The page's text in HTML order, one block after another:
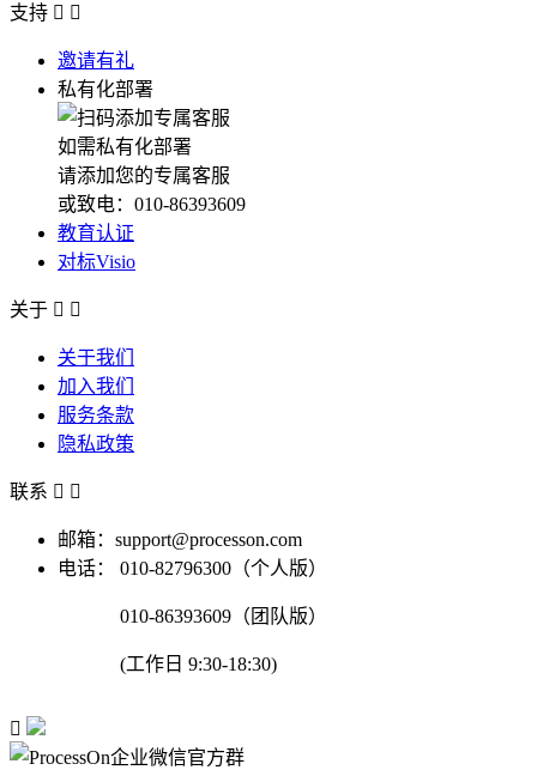
支持  
邀请有礼
私有化部署
如需私有化部署
请添加您的专属客服
或致电：010-86393609
教育认证
对标Visio
关于  
关于我们
加入我们
服务条款
隐私政策
联系  
邮箱：support@processon.com
电话：
010-82796300（个人版）
010-86393609（团队版）
(工作日 9:30-18:30)
